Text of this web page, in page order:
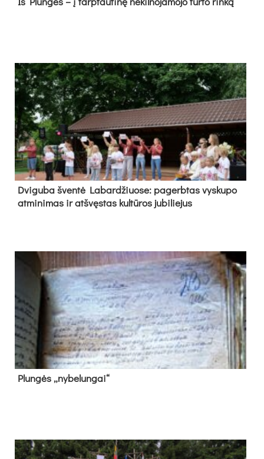
Dvi­gu­ba šven­tė La­bar­džiuo­se: pa­gerb­tas vys­ku­po
at­mi­ni­mas ir at­švęs­tas kul­tū­ros ju­bi­lie­jus
Plun­gės „ny­be­lun­gai“